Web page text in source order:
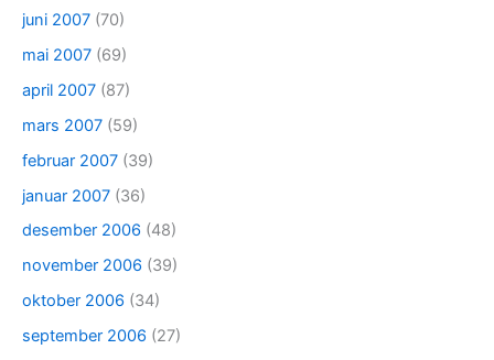
juni 2007 (70)
mai 2007 (69)
april 2007 (87)
mars 2007 (59)
februar 2007 (39)
januar 2007 (36)
desember 2006 (48)
november 2006 (39)
oktober 2006 (34)
september 2006 (27)